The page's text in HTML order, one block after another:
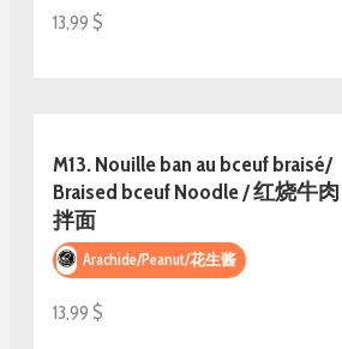
13,99 $
M13. Nouille ban au bceuf braisé/
Braised bceuf Noodle / 红烧牛肉
拌面
Arachide/Peanut/花生酱
13,99 $